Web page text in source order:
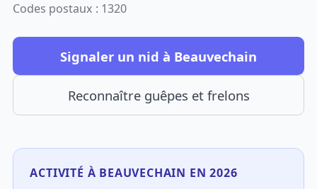
Codes postaux : 1320
Signaler un nid à Beauvechain
Reconnaître guêpes et frelons
ACTIVITÉ À BEAUVECHAIN EN 2026